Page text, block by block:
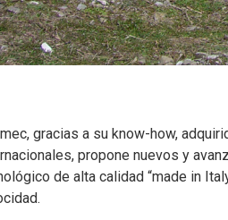
gracias a su know-how,
propone nuevos y
de alta calidad “made in